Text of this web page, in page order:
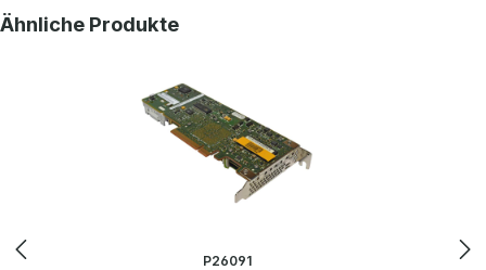
overhauled and tested by us. Die Hardware wurde von uns überholt
finden Sie auf den Seiten des Herstellers. All parts are used but
Produktgalerie überspringen
Ähnliche Produkte
P26091